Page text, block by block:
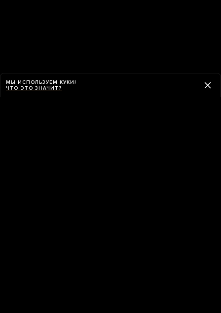
МЫ ИСПОЛЬЗУЕМ КУКИ!
ЧТО ЭТО ЗНАЧИТ?